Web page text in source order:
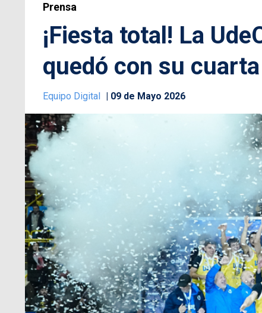
Prensa
¡Fiesta total! La
quedó con su
Equipo Digital 09 de Mayo 2026